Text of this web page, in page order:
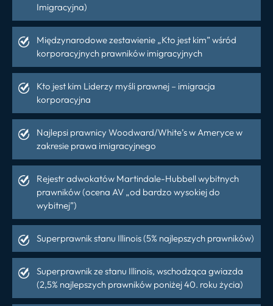
Imigracyjna)
Międzynarodowe zestawienie „Kto jest kim” wśród
korporacyjnych prawników imigracyjnych
Kto jest kim Liderzy myśli prawnej – imigracja
korporacyjna
Najlepsi prawnicy Woodward/White’s w Ameryce w
zakresie prawa imigracyjnego
Rejestr adwokatów Martindale-Hubbell wybitnych
prawników (ocena AV „od bardzo wysokiej do
wybitnej”)
Superprawnik stanu Illinois (5% najlepszych prawników)
Superprawnik ze stanu Illinois, wschodząca gwiazda
(2,5% najlepszych prawników poniżej 40. roku życia)